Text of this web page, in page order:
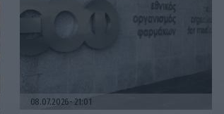
08.07.2026 21:01